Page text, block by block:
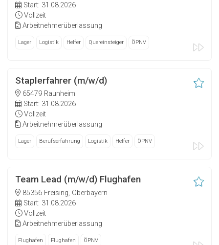
Start: 31.08.2026
Vollzeit
Arbeitnehmerüberlassung
Lager Logistik Helfer Quereinsteiger ÖPNV
Staplerfahrer (m/w/d)
65479 Raunheim
Start: 31.08.2026
Vollzeit
Arbeitnehmerüberlassung
Lager Berufserfahrung Logistik Helfer ÖPNV
Team Lead (m/w/d) Flughafen
85356 Freising, Oberbayern
Start: 31.08.2026
Vollzeit
Arbeitnehmerüberlassung
Flughafen Flughafen ÖPNV